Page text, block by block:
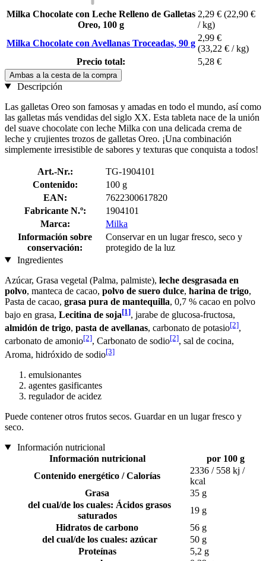
Milka Chocolate con Leche Relleno de Galletas
Oreo, 100 g
2,29 € (22,90 €
/ kg)
Milka Chocolate con Avellanas Troceadas, 90 g
2,99 €
(33,22 € / kg)
Precio total:
5,28 €
Ambas a la cesta de la compra
Descripción
Las galletas Oreo son famosas y amadas en todo el mundo, así como
las galletas más vendidas del siglo XX. Esta tableta nace de la unión
del suave chocolate con leche Milka con una delicada crema de
leche y crujientes trozos de galletas Oreo. ¡Una combinación
simplemente irresistible de sabores y texturas que conquista a todos!
Art.-Nr.:
TG-1904101
Contenido:
100 g
EAN:
7622300617820
Fabricante N.º:
1904101
Marca:
Milka
Información sobre
conservación:
Conservar en un lugar fresco, seco y
protegido de la luz
Ingredientes
Azúcar, Grasa vegetal (Palma, palmiste), leche desgrasada en
polvo, manteca de cacao, polvo de suero dulce, harina de trigo,
Pasta de cacao, grasa pura de mantequilla, 0,7 % cacao en polvo
bajo en grasa, Lecitina de soja[1], jarabe de glucosa-fructosa,
almidón de trigo, pasta de avellanas, carbonato de potasio[2],
carbonato de amonio[2], Carbonato de sodio[2], sal de cocina,
Aroma, hidróxido de sodio[3]
emulsionantes
agentes gasificantes
regulador de acidez
Puede contener otros frutos secos. Guardar en un lugar fresco y
seco.
Información nutricional
Información nutricional
por 100 g
Contenido energético / Calorías
2336 / 558 kj /
kcal
Grasa
35 g
del cual/de los cuales: Ácidos grasos
saturados
19 g
Hidratos de carbono
56 g
del cual/de los cuales: azúcar
50 g
Proteínas
5,2 g